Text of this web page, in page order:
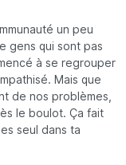
un peu
gens qui sont pas
à se regrouper
Mais que
de nos problèmes,
le boulot. Ça fait
seul dans ta